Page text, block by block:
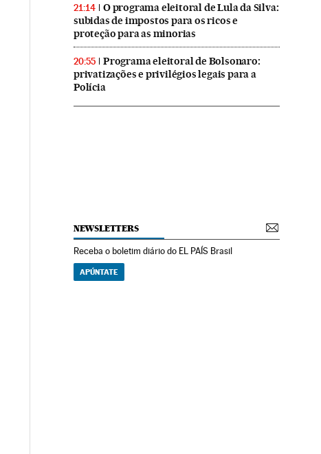
21:14
O programa eleitoral de Lula da Silva:
subidas de impostos para os ricos e
proteção para as minorias
20:55
Programa eleitoral de Bolsonaro:
privatizações e privilégios legais para a
Polícia
NEWSLETTERS
Receba o boletim diário do EL PAÍS Brasil
APÚNTATE